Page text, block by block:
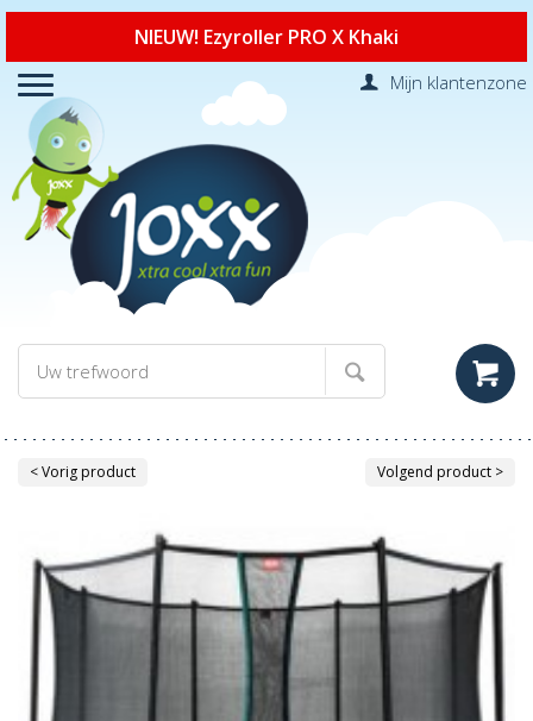
NIEUW! Ezyroller PRO X Khaki
Mijn klantenzone
< Vorig product Volgend product >